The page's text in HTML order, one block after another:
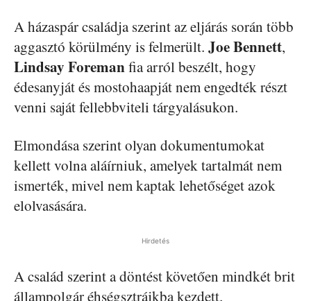
A házaspár családja szerint az eljárás során több
aggasztó körülmény is felmerült. Joe Bennett,
Lindsay Foremanfia arról beszélt, hogy
édesanyját és mostohaapját nem engedték részt
venni saját fellebbviteli tárgyalásukon.
Elmondása szerint olyan dokumentumokat
kellett volna aláírniuk, amelyek tartalmát nem
ismerték, mivel nem kaptak lehetőséget azok
elolvasására.
Hirdetés
A család szerint a döntést követően mindkét brit
állampolgár éhségsztrájkba kezdett.